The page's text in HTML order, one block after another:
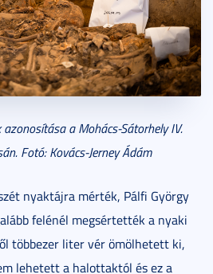
a Mohács-Sátorhely IV.
Fotó: Kovács-Jerney Ádám
nyaktájra mérték, Pálfi György
felénél megsértették a nyaki
többezer liter vér ömölhetett ki,
lehetett a halottaktól és ez a